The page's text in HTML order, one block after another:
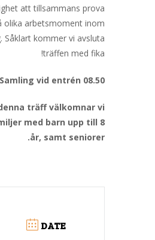
att tillsammans prova
olika arbetsmoment inom
Såklart kommer vi avsluta
träffen med fika!
Samling vid entrén 08.50.
träff välkomnar vi
med barn upp till 8
år, samt seniorer.
DATE